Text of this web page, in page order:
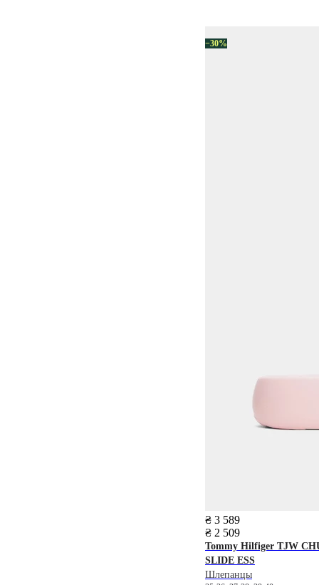
−30%
₴ 3 589
₴ 2 509
Tommy Hilfiger TJW
SLIDE ESS
Шлепанцы